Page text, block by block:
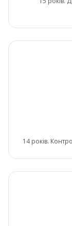
14 років.